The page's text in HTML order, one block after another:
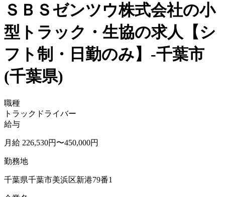
ＳＢＳゼンツウ株式会社の小
型トラック・生協の求人【シ
フト制・日勤のみ】-千葉市
(千葉県)
職種
トラックドライバー
給与
月給 226,530円〜450,000円
勤務地
千葉県千葉市美浜区新港79番1